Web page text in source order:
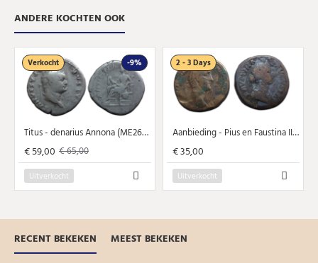
ANDERE KOCHTEN OOK
-9%
Verkocht
Titus - denarius Annona (ME2648)
€ 59,00 € 65,00
Uitverkocht
2 - 3 Days
Aanbieding - Pius en Faustina II (ME2622)
€ 35,00
Uitverkocht
RECENT BEKEKEN MEEST BEKEKEN